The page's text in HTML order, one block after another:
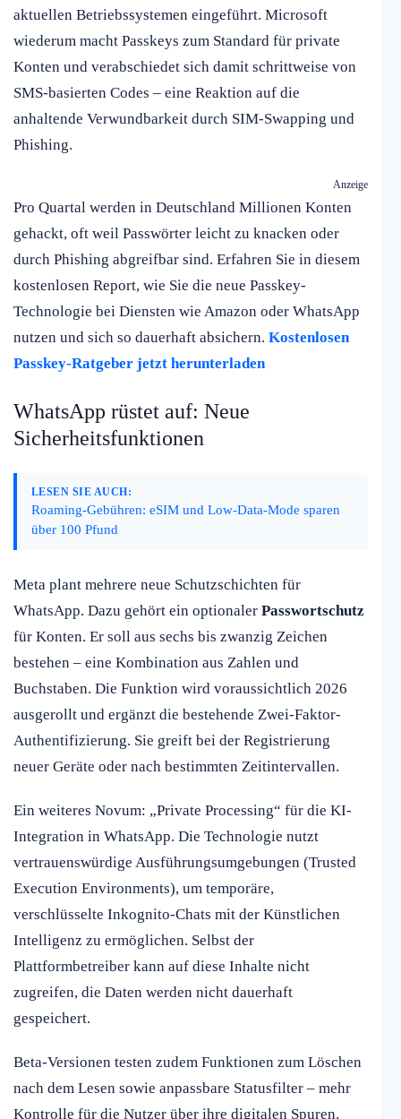
aktuellen Betriebssystemen eingeführt. Microsoft
wiederum macht Passkeys zum Standard für private
Konten und verabschiedet sich damit schrittweise von
SMS-basierten Codes – eine Reaktion auf die
anhaltende Verwundbarkeit durch SIM-Swapping und
Phishing.
Anzeige
Pro Quartal werden in Deutschland Millionen Konten
gehackt, oft weil Passwörter leicht zu knacken oder
durch Phishing abgreifbar sind. Erfahren Sie in diesem
kostenlosen Report, wie Sie die neue Passkey-
Technologie bei Diensten wie Amazon oder WhatsApp
nutzen und sich so dauerhaft absichern. Kostenlosen
Passkey-Ratgeber jetzt herunterladen
WhatsApp rüstet auf: Neue
Sicherheitsfunktionen
LESEN SIE AUCH:
Roaming-Gebühren: eSIM und Low-Data-Mode sparen
über 100 Pfund
Meta plant mehrere neue Schutzschichten für
WhatsApp. Dazu gehört ein optionaler Passwortschutz
für Konten. Er soll aus sechs bis zwanzig Zeichen
bestehen – eine Kombination aus Zahlen und
Buchstaben. Die Funktion wird voraussichtlich 2026
ausgerollt und ergänzt die bestehende Zwei-Faktor-
Authentifizierung. Sie greift bei der Registrierung
neuer Geräte oder nach bestimmten Zeitintervallen.
Ein weiteres Novum: „Private Processing“ für die KI-
Integration in WhatsApp. Die Technologie nutzt
vertrauenswürdige Ausführungsumgebungen (Trusted
Execution Environments), um temporäre,
verschlüsselte Inkognito-Chats mit der Künstlichen
Intelligenz zu ermöglichen. Selbst der
Plattformbetreiber kann auf diese Inhalte nicht
zugreifen, die Daten werden nicht dauerhaft
gespeichert.
Beta-Versionen testen zudem Funktionen zum Löschen
nach dem Lesen sowie anpassbare Statusfilter – mehr
Kontrolle für die Nutzer über ihre digitalen Spuren.